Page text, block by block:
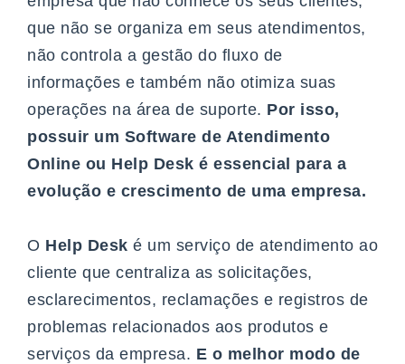
que não se organiza em seus atendimentos,
não controla a gestão do fluxo de
informações e também não otimiza suas
operações na área de suporte. Por isso,
possuir um Software de Atendimento
Online ou Help Desk é essencial para a
evolução e crescimento de uma empresa.
O Help Desk é um serviço de atendimento ao
cliente que centraliza as solicitações,
esclarecimentos, reclamações e registros de
problemas relacionados aos produtos e
serviços da empresa. E o melhor modo de